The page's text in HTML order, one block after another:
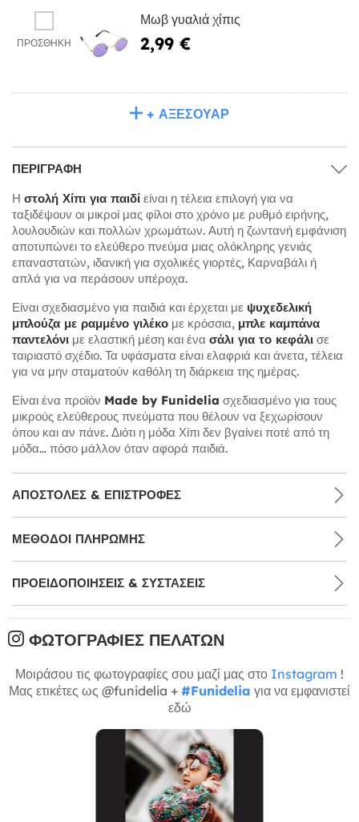
ΠΡΟΣΘΉΚΗ
Μωβ γυαλιά χίπις
2,99 €
+ ΑΞΕΣΟΥΆΡ
ΠΕΡΙΓΡΑΦΉ
Η στολή Χίπι για παιδί είναι η τέλεια επιλογή για να
ταξιδέψουν οι μικροί μας φίλοι στο χρόνο με ρυθμό ειρήνης,
λουλουδιών και πολλών χρωμάτων. Αυτή η ζωντανή εμφάνιση
αποτυπώνει το ελεύθερο πνεύμα μιας ολόκληρης γενιάς
επαναστατών, ιδανική για σχολικές γιορτές, Καρναβάλι ή
απλά για να περάσουν υπέροχα.
Είναι σχεδιασμένο για παιδιά και έρχεται με ψυχεδελική
μπλούζα με ραμμένο γιλέκο με κρόσσια, μπλε καμπάνα
παντελόνι με ελαστική μέση και ένα σάλι για το κεφάλι σε
ταιριαστό σχέδιο. Τα υφάσματα είναι ελαφριά και άνετα, τέλεια
για να μην σταματούν καθόλη τη διάρκεια της ημέρας.
Είναι ένα προϊόν Made by Funidelia σχεδιασμένο για τους
μικρούς ελεύθερους πνεύματα που θέλουν να ξεχωρίσουν
όπου και αν πάνε. Διότι η μόδα Χίπι δεν βγαίνει ποτέ από τη
μόδα… πόσο μάλλον όταν αφορά παιδιά.
ΑΠΟΣΤΟΛΈΣ & ΕΠΙΣΤΡΟΦΈΣ
ΜΕΘΌΔΟΙ ΠΛΗΡΩΜΉΣ
ΠΡΟΕΙΔΟΠΟΙΉΣΕΙΣ & ΣΥΣΤΆΣΕΙΣ
ΦΩΤΟΓΡΑΦΊΕΣ ΠΕΛΑΤΏΝ
Μοιράσου τις φωτογραφίες σου μαζί μας στο Instagram !
Μας ετικέτες ως @funidelia + #Funidelia για να εμφανιστεί
εδώ